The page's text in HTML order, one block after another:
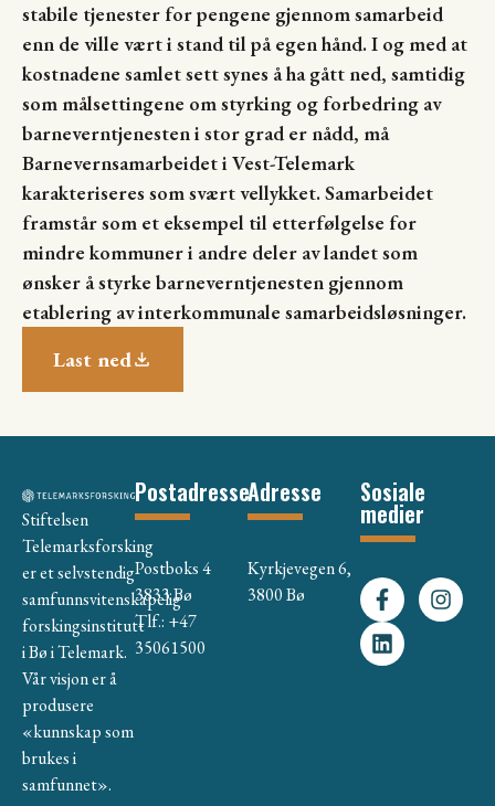
stabile tjenester for pengene gjennom samarbeid
enn de ville vært i stand til på egen hånd. I og med at
kostnadene samlet sett synes å ha gått ned, samtidig
som målsettingene om styrking og forbedring av
barneverntjenesten i stor grad er nådd, må
Barnevernsamarbeidet i Vest-Telemark
karakteriseres som svært vellykket. Samarbeidet
framstår som et eksempel til etterfølgelse for
mindre kommuner i andre deler av landet som
ønsker å styrke barneverntjenesten gjennom
etablering av interkommunale samarbeidsløsninger.
Last ned
Stiftelsen
Telemarksforsking
er et selvstendig
samfunnsvitenskapelig
forskingsinstitutt
i Bø i Telemark.
Vår visjon er å
produsere
«kunnskap som
brukes i
samfunnet».
Postadresse
Postboks 4
3833 Bø
Tlf.: +47
35061500
Adresse
Kyrkjevegen 6,
3800 Bø
Sosiale
medier